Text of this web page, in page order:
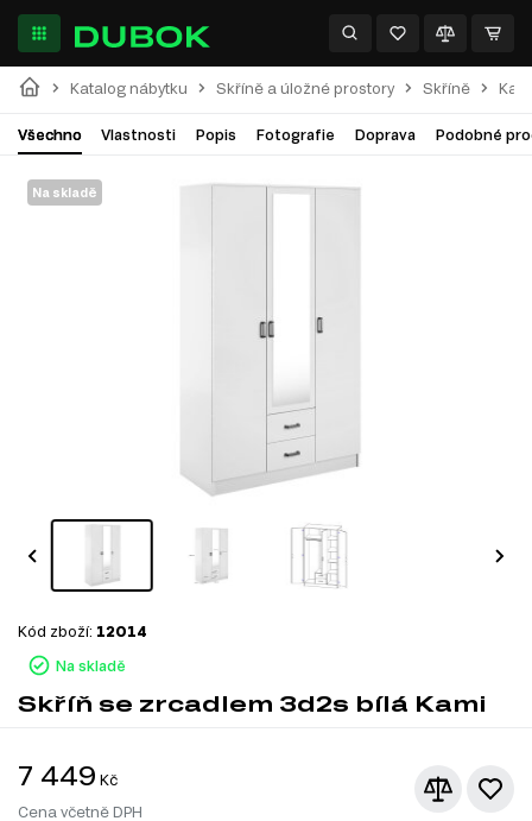
Katalog nábytku Skříně a úložné prostory Skříně
Všechno Vlastnosti Popis Fotografie Doprava Podobné
Na skladě
Na skladě
Kód zboží: 12014
Skříň se zrcadlem 3d2s bílá Kami
7 449 Kč
Cena včetně DPH